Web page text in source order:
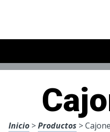
Inicio >Productos >